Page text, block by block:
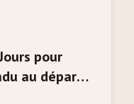
pour
au départ